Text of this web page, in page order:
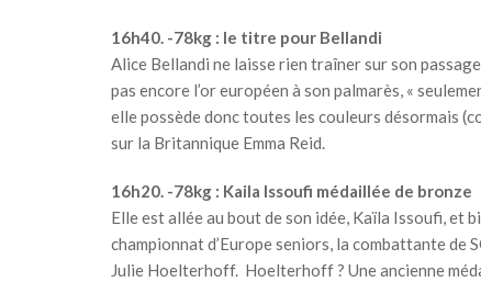
16h40. -78kg : le titre pour Bellandi
Alice Bellandi ne laisse rien traîner sur son
pas encore l’or européen à son palmarès, «
elle possède donc toutes les couleurs désormais
sur la Britannique Emma Reid.
16h20. -78kg : Kaila Issoufi médaillée de bronze
Elle est allée au bout de son idée, Kaïla Issoufi, et
championnat d’Europe seniors, la combattante de
Julie Hoelterhoff. Hoelterhoff ? Une ancienne